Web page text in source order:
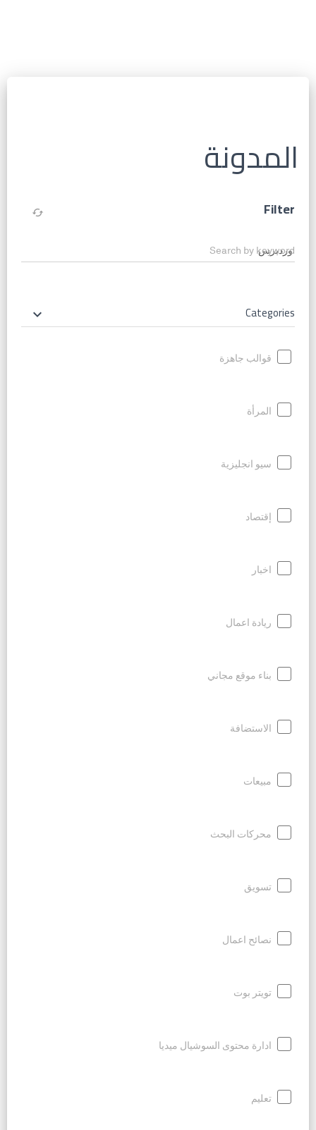
المدونة
Filter
cached
Search by keyword
Categories
keyboard_arrow_down
قوالب جاهزة
المرأة
سيو انجليزية
إقتصاد
اخبار
ريادة اعمال
بناء موقع مجاني
الاستضافة
مبيعات
محركات البحث
تسويق
نصائح اعمال
تويتر بوت
ادارة محتوى السوشيال ميديا
تعليم